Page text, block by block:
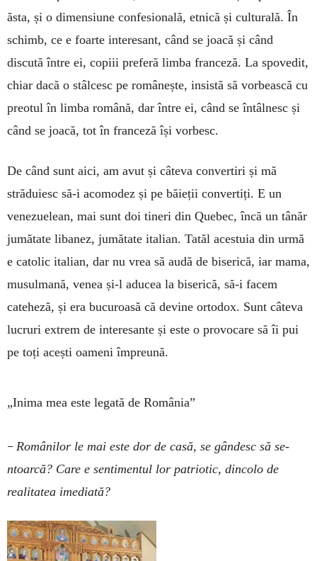
ăsta, și o dimensiune confesională, etnică și culturală. În
schimb, ce e foarte interesant, când se joacă și când
discută între ei, copiii preferă limba franceză. La spovedit,
chiar dacă o stâlcesc pe românește, insistă să vorbească cu
preotul în limba română, dar între ei, când se întâlnesc și
când se joacă, tot în franceză își vorbesc.
De când sunt aici, am avut și câteva convertiri și mă
străduiesc să-i acomodez și pe băieții convertiți. E un
venezuelean, mai sunt doi tineri din Quebec, încă un tânăr
jumătate libanez, jumătate italian. Tatăl acestuia din urmă
e catolic italian, dar nu vrea să audă de biserică, iar mama,
musulmană, venea și-l aducea la biserică, să-i facem
cateheză, și era bucuroasă că devine ortodox. Sunt câteva
lucruri extrem de interesante și este o provocare să îi pui
pe toți acești oameni împreună.
„Inima mea este legată de România”
– Românilor le mai este dor de casă, se gândesc să se-
ntoarcă? Care e sentimentul lor ­patriotic, dincolo de
realitatea ime­diată?